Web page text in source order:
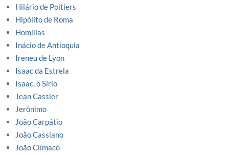
Hilário de Poitiers
Hipólito de Roma
Homilias
Inácio de Antioquia
Ireneu de Lyon
Isaac da Estrela
Isaac, o Sírio
Jean Cassier
Jerônimo
João Carpátio
João Cassiano
João Clímaco